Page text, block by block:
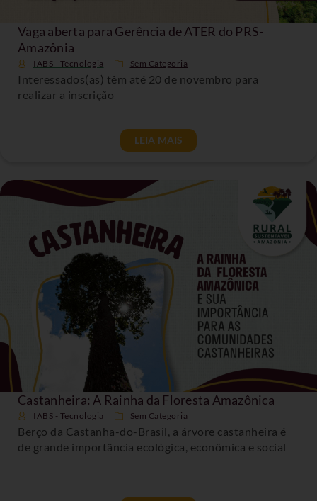
Vaga aberta para Gerência de ATER do PRS-
Amazônia
IABS - Tecnologia Sem Categoria
Interessados(as) têm até 20 de novembro para
realizar a inscrição
LEIA MAIS
Castanheira: A Rainha da Floresta Amazônica
IABS - Tecnologia Sem Categoria
Berço da Castanha-do-Brasil, a árvore castanheira é
de grande importância ecológica, econômica e social